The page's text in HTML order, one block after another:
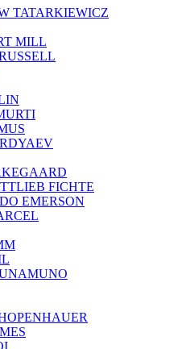
TATARKIEWICZ
MILL
FICHTE
EMERSON